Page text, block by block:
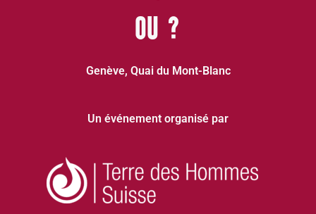
OU ?
Genève, Quai du Mont-Blanc
Un événement organisé par